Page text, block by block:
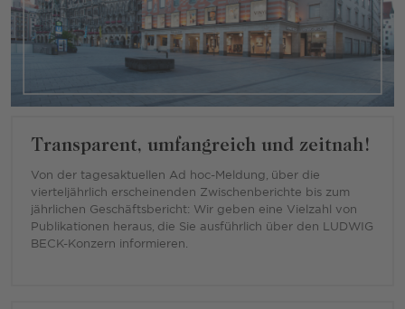
Transparent, umfangreich und zeitnah!
Von der tagesaktuellen Ad hoc-Meldung, über die
vierteljährlich erscheinenden Zwischenberichte bis zum
jährlichen Geschäftsbericht: Wir geben eine Vielzahl von
Publikationen heraus, die Sie ausführlich über den LUDWIG
BECK-Konzern informieren.